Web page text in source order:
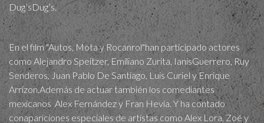
Dug’sDug’s.
En el film "Autos, Mota y Rocanrol"han participado actores
como Alejandro Speitzer, Emiliano Zurita, IanisGuerrero, Ruy
Senderos, Juan Pablo De Santiago, Luis Curiel y Enrique
Arrizon.Además de actuar también los comediantes
mexicanos Alex Fernández y Fran Hevia. Y ha contado
conapariciones especiales de artistas como Alex Lora, Zoé y